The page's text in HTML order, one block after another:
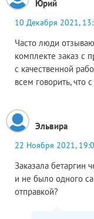
Юрий
10 Декабря 2021,
Часто люди
комплекте заказ с
с качественной
всем говорить, что
Эльвира
22 Ноября 2021,
Заказала бетаргин
и не было одного
отправкой?